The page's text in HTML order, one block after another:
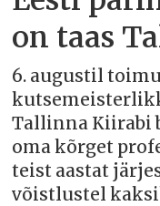
on taas
6. augustil
Tallinna Kiirabi
oma kõrget
teist aastat
võistlustel